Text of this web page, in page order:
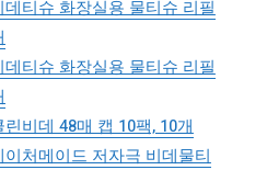
데티슈 화장실용 물티슈 리필
데티슈 화장실용 물티슈 리필
비데 48매 캡 10팩, 10개
이처메이드 저자극 비데물티